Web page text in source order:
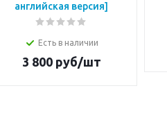
английская версия]
Есть в наличии
3 800руб/шт